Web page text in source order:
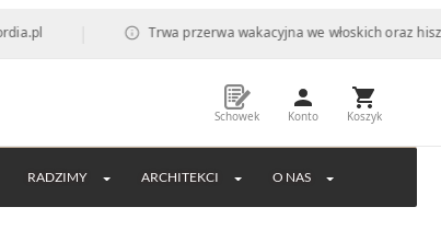
| Trwa przerwa wakacyjna we włoskich oraz hiszpańskich
Schowek Konto Koszyk
RADZIMY ARCHITEKCI O NAS